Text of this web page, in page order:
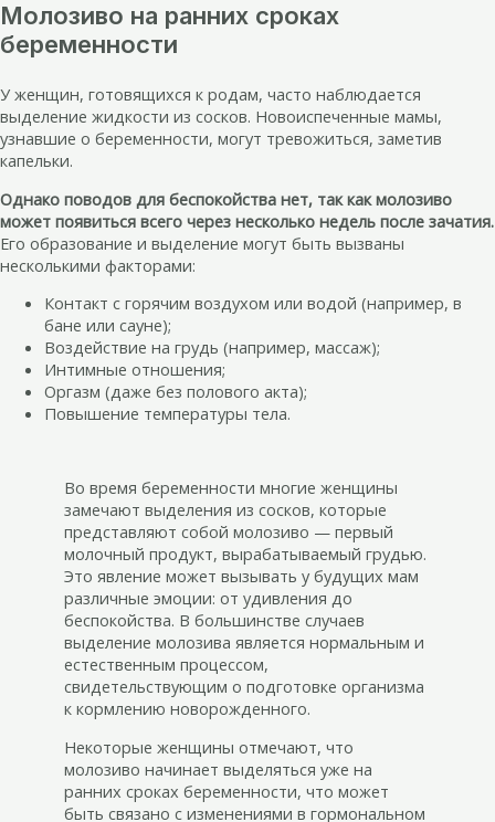
Молозиво на ранних сроках
беременности
У женщин, готовящихся к родам, часто наблюдается
выделение жидкости из сосков. Новоиспеченные мамы,
узнавшие о беременности, могут тревожиться, заметив
капельки.
Однако поводов для беспокойства нет, так как молозиво
может появиться всего через несколько недель после зачатия.
Его образование и выделение могут быть вызваны
несколькими факторами:
Контакт с горячим воздухом или водой (например, в
бане или сауне);
Воздействие на грудь (например, массаж);
Интимные отношения;
Оргазм (даже без полового акта);
Повышение температуры тела.
Во время беременности многие женщины
замечают выделения из сосков, которые
представляют собой молозиво — первый
молочный продукт, вырабатываемый грудью.
Это явление может вызывать у будущих мам
различные эмоции: от удивления до
беспокойства. В большинстве случаев
выделение молозива является нормальным и
естественным процессом,
свидетельствующим о подготовке организма
к кормлению новорожденного.
Некоторые женщины отмечают, что
молозиво начинает выделяться уже на
ранних сроках беременности, что может
быть связано с изменениями в гормональном